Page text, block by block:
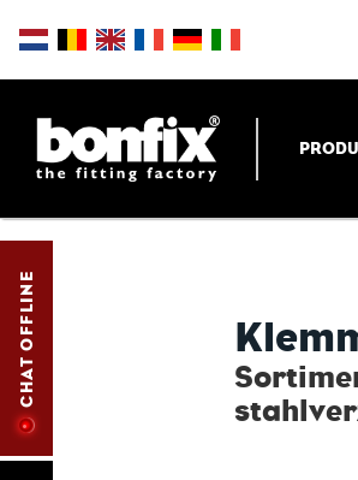
CHAT OFFLINE